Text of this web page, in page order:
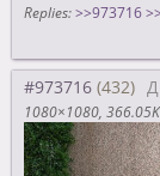
Replies: >>973716
#973716
1080×1080